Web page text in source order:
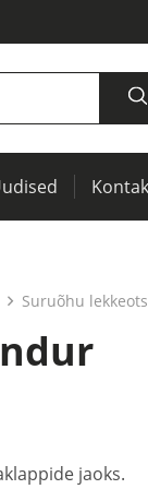
Suruõhu
jaoks.